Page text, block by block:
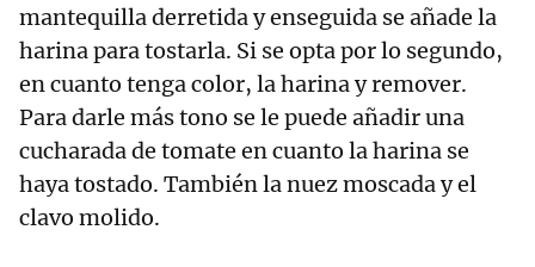
mantequilla derretida y enseguida se añade la
harina para tostarla. Si se opta por lo segundo,
en cuanto tenga color, la harina y remover.
Para darle más tono se le puede añadir una
cucharada de tomate en cuanto la harina se
haya tostado. También la nuez moscada y el
clavo molido.